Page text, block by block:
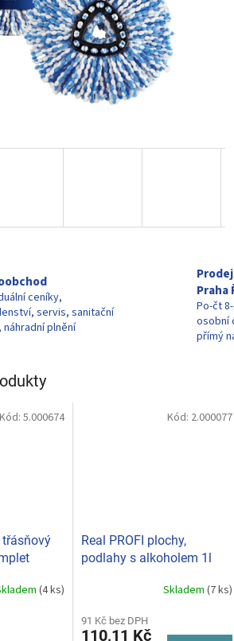
ceníky,
servis, sanitační
náhradní plnění
Praha
Po-čt
osobní
přímý
třásňový
(4 ks)
Kód: 5.000674
Real PROFI plochy,
podlahy s alkoholem 1l
Skladem (7 ks)
91 Kč bez DPH
110,11 Kč
Kód: 2.000077